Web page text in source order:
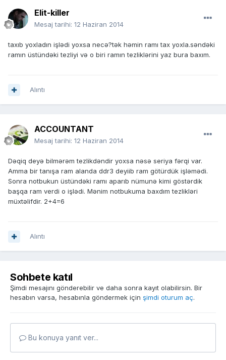
Elit-killer
Mesaj tarihi: 12 Haziran 2014
taxıb yoxladın işlədi yoxsa necə?tək həmin ramı tax yoxla.səndəki
ramın üstündəki tezliyi və o biri ramın tezliklərini yaz bura baxım.
Alıntı
ACCOUNTANT
Mesaj tarihi: 12 Haziran 2014
Dəqiq deyə bilmərəm tezlikdəndir yoxsa nəsə seriya fərqi var.
Amma bir tanışa ram alanda ddr3 deyiib ram götürdük işləmədi.
Sonra notbukun üstündəki ramı aparıb nümunə kimi göstərdik
başqa ram verdi o işlədi. Mənim notbukuma baxdım tezlikləri
müxtəlifdir. 2+4=6
Alıntı
Sohbete katıl
Şimdi mesajını gönderebilir ve daha sonra kayıt olabilirsin. Bir
hesabın varsa, hesabınla göndermek için şimdi oturum aç.
Bu konuya yanıt ver...